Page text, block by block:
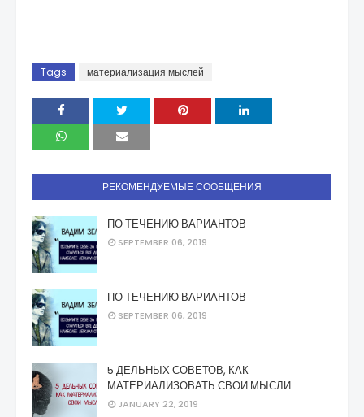
Tags материализация мыслей
РЕКОМЕНДУЕМЫЕ СООБЩЕНИЯ
ПО ТЕЧЕНИЮ ВАРИАНТОВ
SEPTEMBER 06, 2019
ПО ТЕЧЕНИЮ ВАРИАНТОВ
SEPTEMBER 06, 2019
5 ДЕЛЬНЫХ СОВЕТОВ, КАК
МАТЕРИАЛИЗОВАТЬ СВОИ МЫСЛИ
JANUARY 22, 2019